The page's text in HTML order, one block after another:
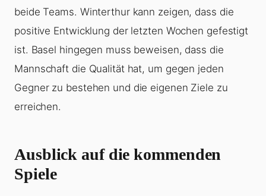
beide Teams. Winterthur kann zeigen, dass die
positive Entwicklung der letzten Wochen gefestigt
ist. Basel hingegen muss beweisen, dass die
Mannschaft die Qualität hat, um gegen jeden
Gegner zu bestehen und die eigenen Ziele zu
erreichen.
Ausblick auf die kommenden
Spiele